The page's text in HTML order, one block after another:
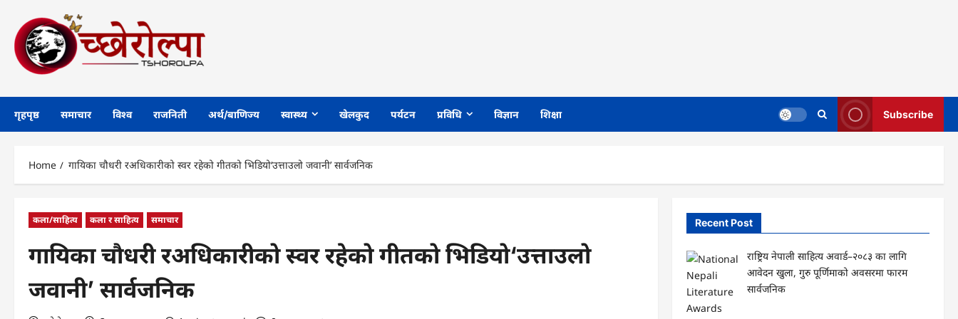
content
गृहपृष्ठ समाचार विश्व राजनिती अर्थ/बाणिज्य स्वास्थ्य खेलकुद पर्यटन प्रविधि विज्ञान शिक्षा Subscribe
Home गायिका चौधरी रअधिकारीको स्वर रहेको गीतको भिडियो‘उत्ताउलो जवानी’ सार्वजनिक
कला/साहित्य कला र साहित्य समाचार
गायिका चौधरी रअधिकारीको स्वर रहेको गीतको भिडियो‘उत्ताउलो
जवानी’ सार्वजनिक
Recent Post
राष्ट्रिय नेपाली साहित्य अवार्ड–२०८३ का लागि
आवेदन खुला, गुरु पूर्णिमाको अवसरमा फारम
सार्वजनिक